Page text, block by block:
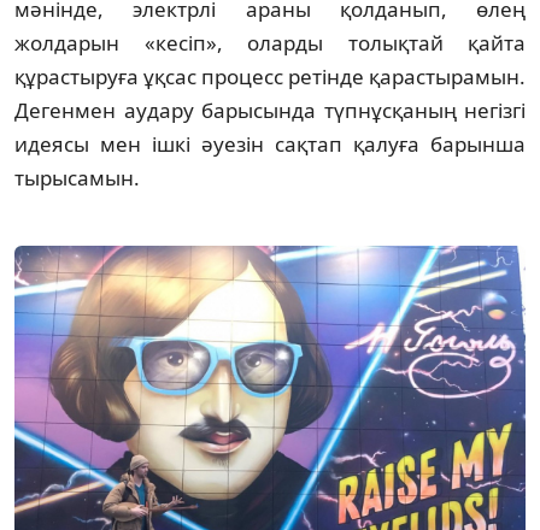
мәнінде, электрлі араны қол­да­нып, өлең
жолдарын «кесіп», оларды толық­тай қайта
құрастыруға ұқсас процесс ретінде қарастырамын.
Дегенмен аудару барысында түпнұсқаның негізгі
идеясы мен ішкі әуезін сақтап қалуға барынша
тырысамын.